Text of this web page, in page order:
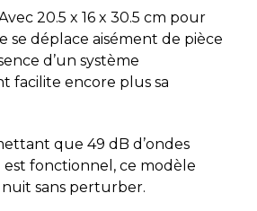
20.5 x 16 x 30.5 cm pour
se déplace aisément de pièce
d’un système
facilite encore plus sa
que 49 dB d’ondes
est fonctionnel, ce modèle
nuit sans perturber.